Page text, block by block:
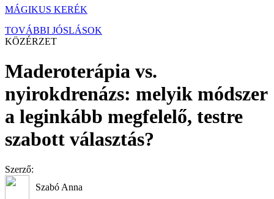
MÁGIKUS KERÉK
TOVÁBBI JÓSLÁSOK
KÖZÉRZET
Maderoterápia vs.
nyirokdrenázs: melyik módszer
a leginkább megfelelő, testre
szabott választás?
Szerző:
Szabó Anna